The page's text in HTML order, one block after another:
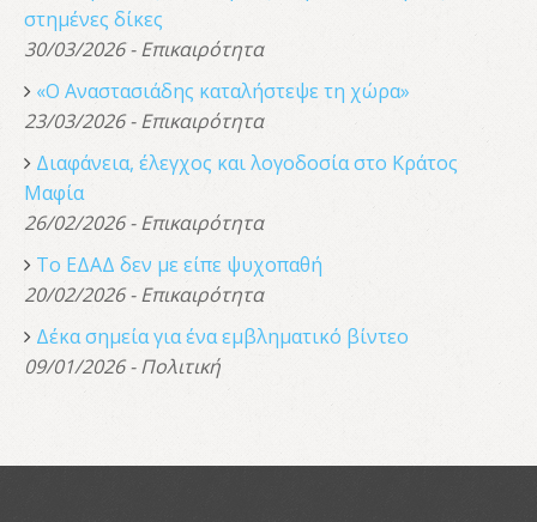
στημένες δίκες
30/03/2026 - Επικαιρότητα
«Ο Αναστασιάδης καταλήστεψε τη χώρα»
23/03/2026 - Επικαιρότητα
Διαφάνεια, έλεγχος και λογοδοσία στο Κράτος
Μαφία
26/02/2026 - Επικαιρότητα
Το ΕΔΑΔ δεν με είπε ψυχοπαθή
20/02/2026 - Επικαιρότητα
Δέκα σημεία για ένα εμβληματικό βίντεο
09/01/2026 - Πολιτική